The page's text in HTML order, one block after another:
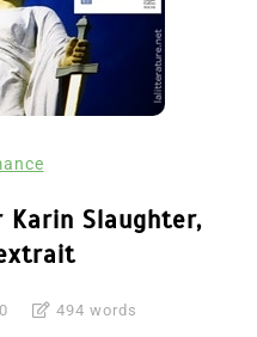
Slaughter,
0 494 words